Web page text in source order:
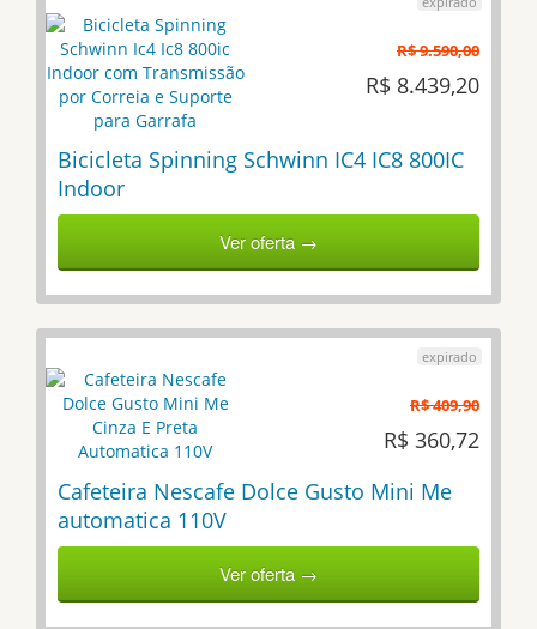
R$ 9.590,00
R$ 8.439,20
Bicicleta Spinning Schwinn IC4 IC8 800IC
Indoor
Ver oferta →
R$ 409,90
R$ 360,72
Cafeteira Nescafe Dolce Gusto Mini Me
automatica 110V
Ver oferta →